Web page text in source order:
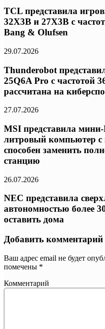
TCL представила
32X3B и 27X3B с
Bang & Olufsen
29.07.2026
Thunderobot
25Q6A Pro с частотой
рассчитана на
27.07.2026
MSI представила
литровый компьютер
способен заменить
станцию
26.07.2026
NEC представила
автономностью более
оставить дома
Добавить комментарий
Ваш адрес email не будет
помечены *
Комментарий